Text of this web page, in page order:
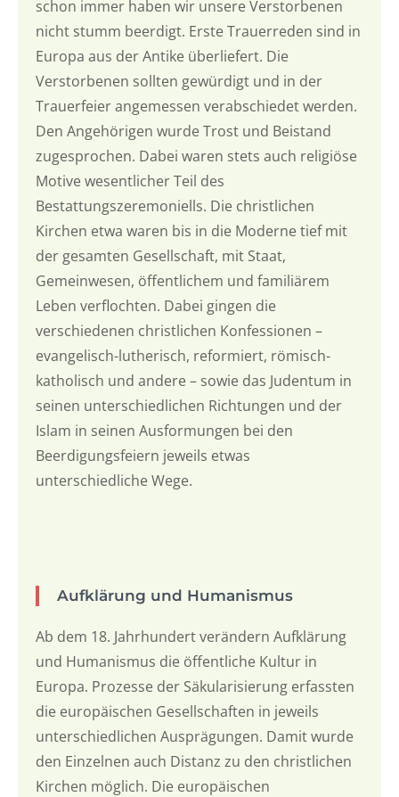
schon immer haben wir unsere Verstorbenen
nicht stumm beerdigt. Erste Trauerreden sind in
Europa aus der Antike überliefert. Die
Verstorbenen sollten gewürdigt und in der
Trauerfeier angemessen verabschiedet werden.
Den Angehörigen wurde Trost und Beistand
zugesprochen. Dabei waren stets auch religiöse
Motive wesentlicher Teil des
Bestattungszeremoniells. Die christlichen
Kirchen etwa waren bis in die Moderne tief mit
der gesamten Gesellschaft, mit Staat,
Gemeinwesen, öffentlichem und familiärem
Leben verflochten. Dabei gingen die
verschiedenen christlichen Konfessionen –
evangelisch-lutherisch, reformiert, römisch-
katholisch und andere – sowie das Judentum in
seinen unterschiedlichen Richtungen und der
Islam in seinen Ausformungen bei den
Beerdigungsfeiern jeweils etwas
unterschiedliche Wege.
Aufklärung und Humanismus
Ab dem 18. Jahrhundert verändern Aufklärung
und Humanismus die öffentliche Kultur in
Europa. Prozesse der Säkularisierung erfassten
die europäischen Gesellschaften in jeweils
unterschiedlichen Ausprägungen. Damit wurde
den Einzelnen auch Distanz zu den christlichen
Kirchen möglich. Die europäischen